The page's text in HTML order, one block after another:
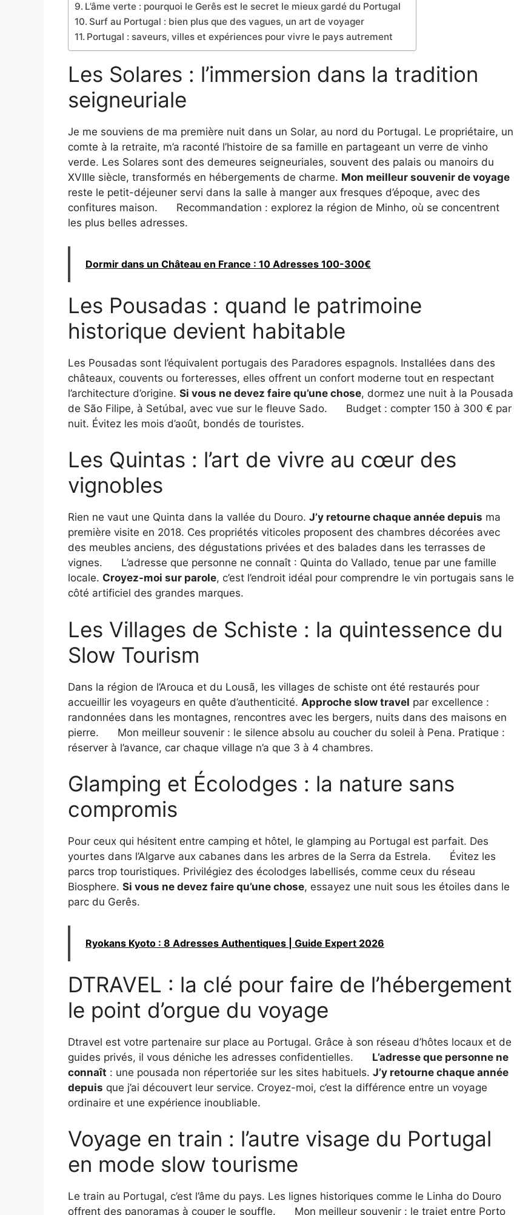
L’âme verte : pourquoi le Gerês est le secret le mieux gardé du Portugal
Surf au Portugal : bien plus que des vagues, un art de voyager
Portugal : saveurs, villes et expériences pour vivre le pays autrement
Les Solares : l’immersion dans la tradition
seigneuriale
Je me souviens de ma première nuit dans un Solar, au nord du Portugal. Le propriétaire, un
comte à la retraite, m’a raconté l’histoire de sa famille en partageant un verre de vinho
verde. Les Solares sont des demeures seigneuriales, souvent des palais ou manoirs du
XVIIIe siècle, transformés en hébergements de charme. Mon meilleur souvenir de voyage
reste le petit-déjeuner servi dans la salle à manger aux fresques d’époque, avec des
confitures maison.
Recommandation : explorez la région de Minho, où se concentrent
les plus belles adresses.
Dormir dans un Château en France : 10 Adresses 100-300€
Les Pousadas : quand le patrimoine
historique devient habitable
Les Pousadas sont l’équivalent portugais des Paradores espagnols. Installées dans des
châteaux, couvents ou forteresses, elles offrent un confort moderne tout en respectant
l’architecture d’origine. Si vous ne devez faire qu’une chose, dormez une nuit à la Pousada
de São Filipe, à Setúbal, avec vue sur le fleuve Sado.
Budget : compter 150 à 300 € par
nuit. Évitez les mois d’août, bondés de touristes.
Les Quintas : l’art de vivre au cœur des
vignobles
Rien ne vaut une Quinta dans la vallée du Douro. J’y retourne chaque année depuis ma
première visite en 2018. Ces propriétés viticoles proposent des chambres décorées avec
des meubles anciens, des dégustations privées et des balades dans les terrasses de
vignes.
L’adresse que personne ne connaît : Quinta do Vallado, tenue par une famille
locale. Croyez-moi sur parole, c’est l’endroit idéal pour comprendre le vin portugais sans le
côté artificiel des grandes marques.
Les Villages de Schiste : la quintessence du
Slow Tourism
Dans la région de l’Arouca et du Lousã, les villages de schiste ont été restaurés pour
accueillir les voyageurs en quête d’authenticité. Approche slow travel par excellence :
randonnées dans les montagnes, rencontres avec les bergers, nuits dans des maisons en
pierre.
Mon meilleur souvenir : le silence absolu au coucher du soleil à Pena. Pratique :
réserver à l’avance, car chaque village n’a que 3 à 4 chambres.
Glamping et Écolodges : la nature sans
compromis
Pour ceux qui hésitent entre camping et hôtel, le glamping au Portugal est parfait. Des
yourtes dans l’Algarve aux cabanes dans les arbres de la Serra da Estrela.
Évitez les
parcs trop touristiques. Privilégiez des écolodges labellisés, comme ceux du réseau
Biosphere. Si vous ne devez faire qu’une chose, essayez une nuit sous les étoiles dans le
parc du Gerês.
Ryokans Kyoto : 8 Adresses Authentiques | Guide Expert 2026
DTRAVEL : la clé pour faire de l’hébergement
le point d’orgue du voyage
Dtravel est votre partenaire sur place au Portugal. Grâce à son réseau d’hôtes locaux et de
guides privés, il vous déniche les adresses confidentielles.
L’adresse que personne ne
connaît : une pousada non répertoriée sur les sites habituels. J’y retourne chaque année
depuis que j’ai découvert leur service. Croyez-moi, c’est la différence entre un voyage
ordinaire et une expérience inoubliable.
Voyage en train : l’autre visage du Portugal
en mode slow tourisme
Le train au Portugal, c’est l’âme du pays. Les lignes historiques comme le Linha do Douro
offrent des panoramas à couper le souffle.
Mon meilleur souvenir : le trajet entre Porto